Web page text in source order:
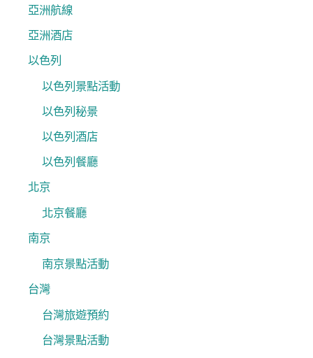
亞洲航線
亞洲酒店
以色列
以色列景點活動
以色列秘景
以色列酒店
以色列餐廳
北京
北京餐廳
南京
南京景點活動
台灣
台灣旅遊預約
台灣景點活動